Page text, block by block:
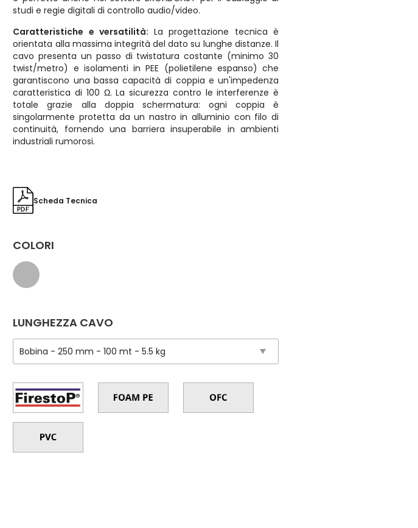
studi e regie digitali di controllo audio/video.
Caratteristiche e versatilità: La progettazione tecnica è
orientata alla massima integrità del dato su lunghe distanze. Il
cavo presenta un passo di twistatura costante (minimo 30
twist/metro) e isolamenti in PEE (polietilene espanso) che
garantiscono una bassa capacità di coppia e un'impedenza
caratteristica di 100 Ω. La sicurezza contro le interferenze è
totale grazie alla doppia schermatura: ogni coppia è
singolarmente protetta da un nastro in alluminio con filo di
continuità, fornendo una barriera insuperabile in ambienti
industriali rumorosi.
Scheda Tecnica
COLORI
LUNGHEZZA CAVO